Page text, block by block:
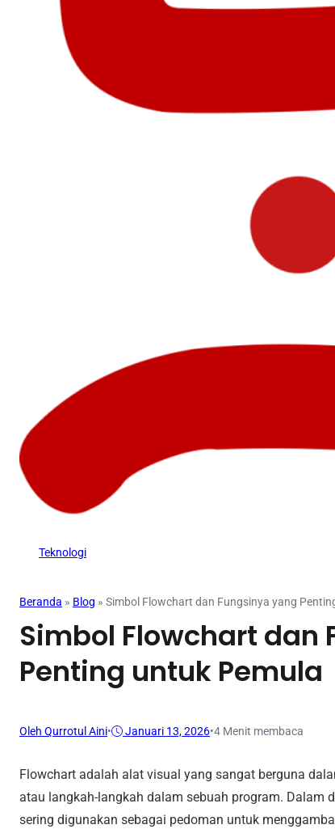
Teknologi
Beranda » Blog » Simbol Flowchart dan Fungsinya yang
Simbol Flowchart dan
Penting untuk Pemula
Oleh Qurrotul Aini• Januari 13, 2026•4 Menit membaca
Flowchart adalah alat visual yang sangat berguna
atau langkah-langkah dalam sebuah program.
sering digunakan sebagai pedoman untuk